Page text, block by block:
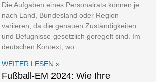
Die Aufgaben eines Personalrats können je
nach Land, Bundesland oder Region
variieren, da die genauen Zuständigkeiten
und Befugnisse gesetzlich geregelt sind. Im
deutschen Kontext, wo
WEITER LESEN »
Fußball-EM 2024: Wie Ihre